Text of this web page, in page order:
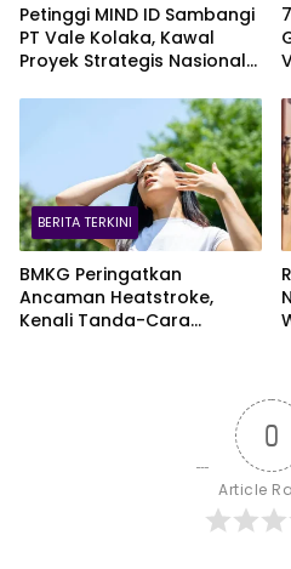
Petinggi MIND ID Sambangi
PT Vale Kolaka, Kawal
Proyek Strategis Nasional
BERITA TERKINI
BMKG Peringatkan
Ancaman Heatstroke,
Kenali Tanda-Cara
0
Article